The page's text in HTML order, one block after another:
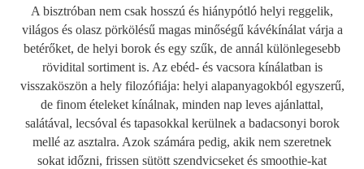
A bisztróban nem csak hosszú és hiánypótló helyi reggelik,
világos és olasz pörkölésű magas minőségű kávékínálat várja a
betérőket, de helyi borok és egy szűk, de annál különlegesebb
rövidital sortiment is. Az ebéd- és vacsora kínálatban is
visszaköszön a hely filozófiája: helyi alapanyagokból egyszerű,
de finom ételeket kínálnak, minden nap leves ajánlattal,
salátával, lecsóval és tapasokkal kerülnek a badacsonyi borok
mellé az asztalra. Azok számára pedig, akik nem szeretnek
sokat időzni, frissen sütött szendvicseket és smoothie-kat